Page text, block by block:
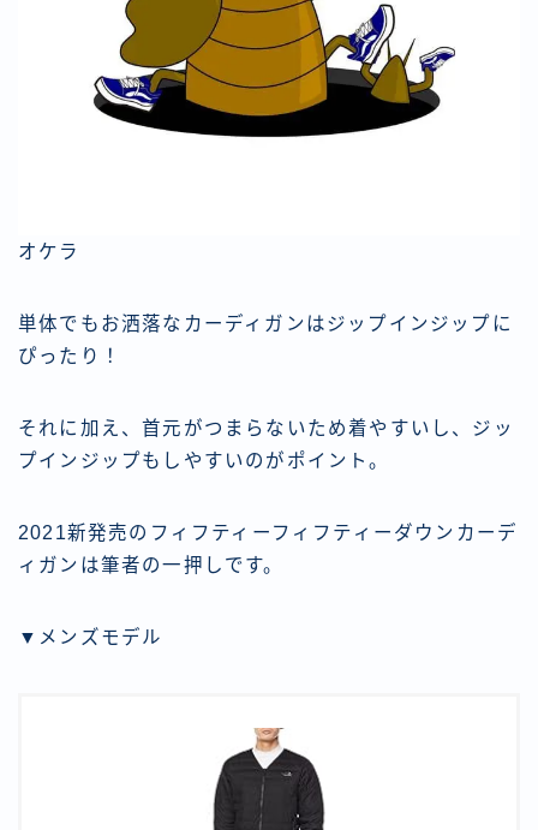
オケラ
単体でもお洒落なカーディガンはジップインジップに
ぴったり！
それに加え、首元がつまらないため着やすいし、ジッ
プインジップもしやすいのがポイント。
2021新発売のフィフティーフィフティーダウンカーデ
ィガンは筆者の一押しです。
▼メンズモデル